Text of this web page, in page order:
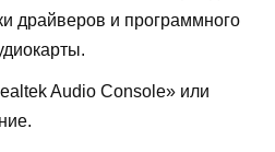
драйверов и программного
Audio Console» или